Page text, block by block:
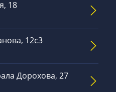
18
12с3
Дорохова, 27